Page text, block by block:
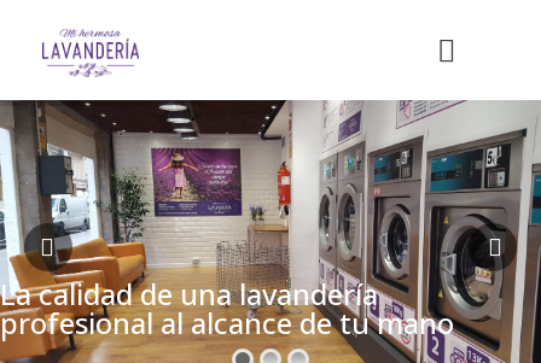
La calidad de una lavandería
profesional al alcance de tu mano